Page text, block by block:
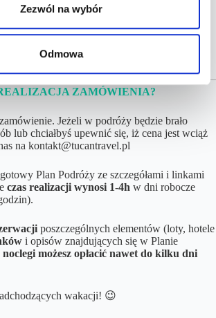
Zezwól na wybór
Odmowa
nasz pomysł na wakacje, który możesz
jednak zbyt długo, bo
ZAMÓWIENIA?
Jeżeli w podróży będzie brało
lub chciałbyś upewnić się, iż cena jest wciąż
na kontakt@tucantravel.pl
Plan Podróży ze szczegółami i linkami
czas realizacji wynosi 1-4h w dni robocze
poszczególnych elementów (loty, hotele
i opisów znajdujących się w Planie
noclegi możesz opłacić nawet do kilku dni
wakacji! 😉